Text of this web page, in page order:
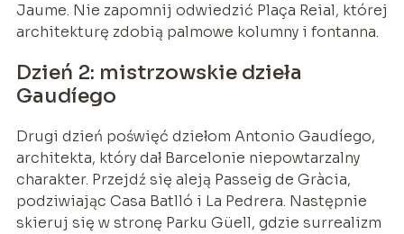
Jaume. Nie zapomnij odwiedzić Plaça Reial, której
architekturę zdobią palmowe kolumny i fontanna.
Dzień 2: mistrzowskie dzieła
Gaudíego
Drugi dzień poświęć dziełom Antonio Gaudíego,
architekta, który dał Barcelonie niepowtarzalny
charakter. Przejdź się aleją Passeig de Gràcia,
podziwiając Casa Batlló i La Pedrera. Następnie
skieruj się w stronę Parku Güell, gdzie surrealizm